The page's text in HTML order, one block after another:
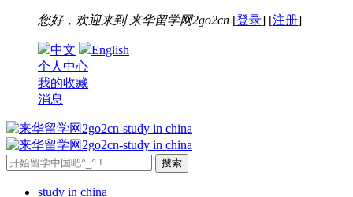
您好，欢迎来到 来华留学网2go2cn [登录] [注册]
中文
English
个人中心
我的收藏
消息
study in china